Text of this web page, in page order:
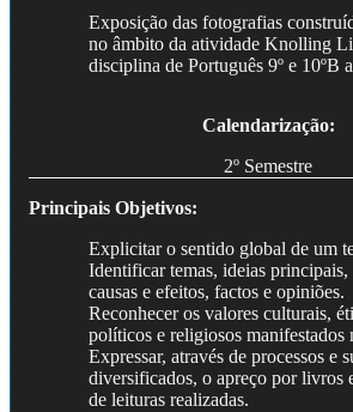
Exposição das fotografias
no âmbito da atividade Knolling
disciplina de Português 9º e 10ºB
Calendarização:
2º Semestre
Principais Objetivos:
Explicitar o sentido global de um
Identificar temas, ideias principais,
causas e efeitos, factos e opiniões.
Reconhecer os valores culturais,
políticos e religiosos manifestados
Expressar, através de processos e
diversificados, o apreço por livros
de leituras realizadas.